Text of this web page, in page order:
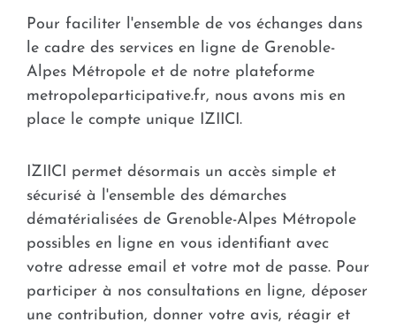
Pour faciliter l'ensemble de vos échanges dans
le cadre des services en ligne de Grenoble-
Alpes Métropole et de notre plateforme
metropoleparticipative.fr, nous avons mis en
place le compte unique IZIICI.
IZIICI permet désormais un accès simple et
sécurisé à l'ensemble des démarches
dématérialisées de Grenoble-Alpes Métropole
possibles en ligne en vous identifiant avec
votre adresse email et votre mot de passe. Pour
participer à nos consultations en ligne, déposer
une contribution, donner votre avis, réagir et